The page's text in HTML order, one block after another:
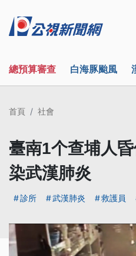
總預算審查 白海豚颱風
首頁 社會
臺南1个查埔人
染武漢肺炎
診所 武漢肺炎 救護員